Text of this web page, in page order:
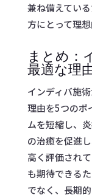
兼ね備えてい
方にとって理
まとめ：
最適な理
インディバ施
理由を5つのポ
ムを短縮し、
の治癒を促進
高く評価され
も期待できる
でなく、長期